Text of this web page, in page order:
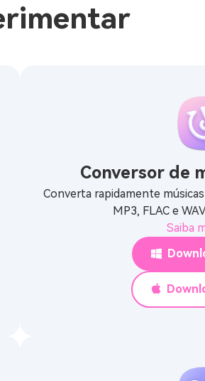
Conversor de
Converta rapidamente
MP3, FLAC e
Saiba